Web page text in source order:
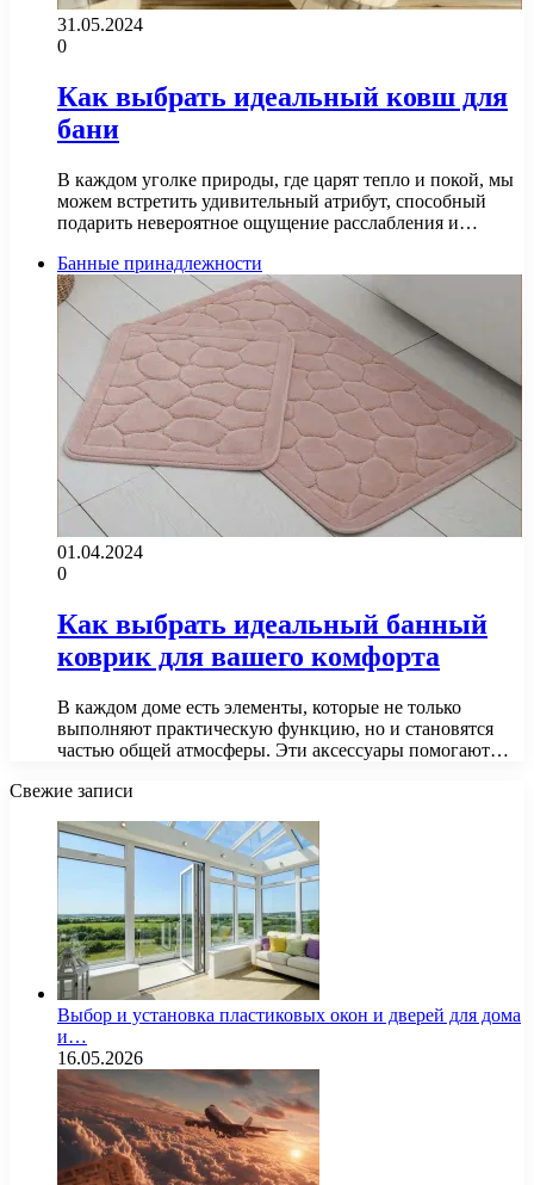
31.05.2024
0
Как выбрать идеальный ковш для
бани
В каждом уголке природы, где царят тепло и покой, мы
можем встретить удивительный атрибут, способный
подарить невероятное ощущение расслабления и…
Банные принадлежности
01.04.2024
0
Как выбрать идеальный банный
коврик для вашего комфорта
В каждом доме есть элементы, которые не только
выполняют практическую функцию, но и становятся
частью общей атмосферы. Эти аксессуары помогают…
Свежие записи
Выбор и установка пластиковых окон и дверей для дома
и…
16.05.2026